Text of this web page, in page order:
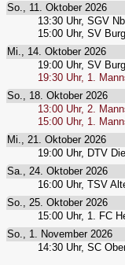
So., 11. Oktober 2026
13:30 Uhr, SGV
15:00 Uhr, SV
Mi., 14. Oktober 2026
19:00 Uhr, SV
19:30 Uhr, 1.
So., 18. Oktober 2026
13:00 Uhr, 2.
15:00 Uhr, 1.
Mi., 21. Oktober 2026
19:00 Uhr, DTV
Sa., 24. Oktober 2026
16:00 Uhr, TSV
So., 25. Oktober 2026
15:00 Uhr, 1. FC
So., 1. November 2026
14:30 Uhr, SC